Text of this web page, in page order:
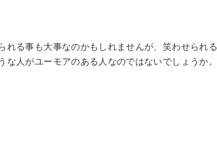
る事も大事なのかもしれませんが、笑わせられる
人がユーモアのある人なのではないでしょうか。